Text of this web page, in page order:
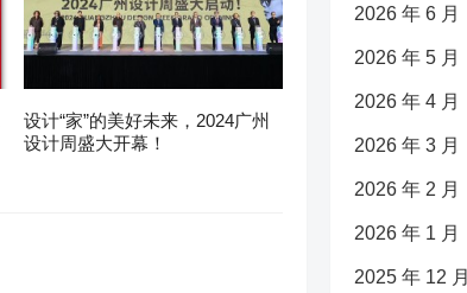
设计“家”的美好未来，2024广州
设计周盛大开幕！
2026 年 6 月
2026 年 5 月
2026 年 4 月
2026 年 3 月
2026 年 2 月
2026 年 1 月
2025 年 12 月